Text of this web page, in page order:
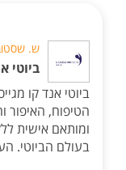
ש.
ביוטי
ביוטי אנד קו
הטיפוח, האיפור
ומותאם אישית
בעולם הביוטי.